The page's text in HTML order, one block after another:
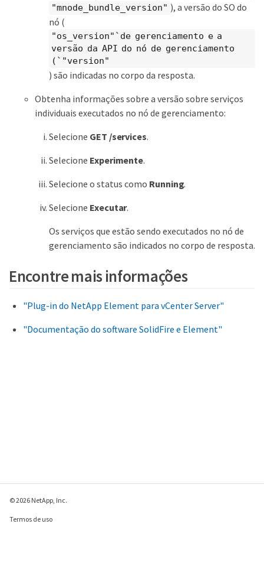
"mnode_bundle_version" ), a versão do SO do
nó (
"os_version"`de gerenciamento e a
versão da API do nó de gerenciamento
(`"version"
) são indicadas no corpo da resposta.
Obtenha informações sobre a versão sobre serviços
individuais executados no nó de gerenciamento:
Selecione GET /services.
Selecione Experimente.
Selecione o status como Running.
Selecione Executar.
Os serviços que estão sendo executados no nó de
gerenciamento são indicados no corpo de resposta.
Encontre mais informações
"Plug-in do NetApp Element para vCenter Server"
"Documentação do software SolidFire e Element"
© 2026 NetApp, Inc.
Termos de uso